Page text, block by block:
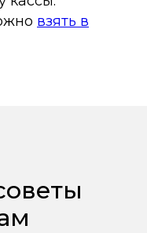
взять в